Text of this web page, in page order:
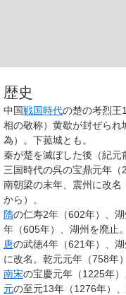
歴史
中国戦国時代の楚の考烈王
相の敬称）黄歇が封ぜら
為）。下菰城とも。
秦が楚を滅ぼした後（紀元
三国時代の呉の宝鼎元年（
南朝梁の末年、震州に改名
から）。
隋の仁寿2年（602年）、
年（605年）、湖州を廃止。
唐の武徳4年（621年）、
に改名。乾元元年（758年
南宋の宝慶元年（1225年）
元の至元13年（1276年）、